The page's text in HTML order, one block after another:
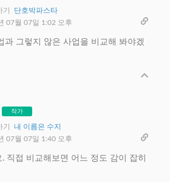
기 단호박파스타
07월 07일 1:02 오후
과 그렇지 않은 사업을 비교해 봐야겠
작가
기 내 이름은 수지
07월 07일 1:40 오후
직접 비교해보면 어느 정도 감이 잡히